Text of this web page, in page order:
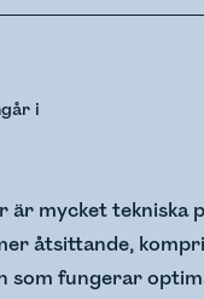
i
är mycket tekniska
åtsittande,
som fungerar